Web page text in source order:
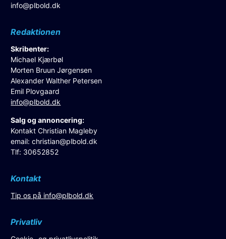
info@plbold.dk
Redaktionen
Skribenter:
Michael Kjærbøl
Morten Bruun Jørgensen
Alexander Walther Petersen
Emil Plovgaard
info@plbold.dk
Salg og annoncering:
Kontakt Christian Magleby
email:christian@plbold.dk
Tlf: 30652852
Kontakt
Tip os på info@plbold.dk
Privatliv